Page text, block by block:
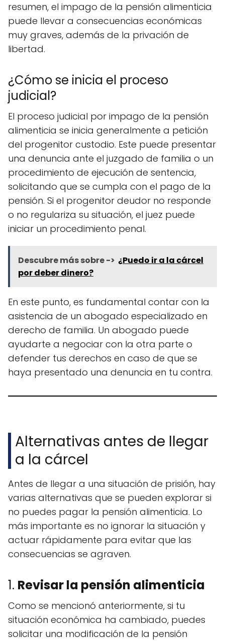
resumen, el impago de la pensión alimenticia
puede llevar a consecuencias económicas
muy graves, además de la privación de
libertad.
¿Cómo se inicia el proceso
judicial?
El proceso judicial por impago de la pensión
alimenticia se inicia generalmente a petición
del progenitor custodio. Este puede presentar
una denuncia ante el juzgado de familia o un
procedimiento de ejecución de sentencia,
solicitando que se cumpla con el pago de la
pensión. Si el progenitor deudor no responde
o no regulariza su situación, el juez puede
iniciar un procedimiento penal.
Descubre más sobre -> ¿Puedo ir a la cárcel
por deber dinero?
En este punto, es fundamental contar con la
asistencia de un abogado especializado en
derecho de familia. Un abogado puede
ayudarte a negociar con la otra parte o
defender tus derechos en caso de que se
haya presentado una denuncia en tu contra.
Alternativas antes de llegar
a la cárcel
Antes de llegar a una situación de prisión, hay
varias alternativas que se pueden explorar si
no puedes pagar la pensión alimenticia. Lo
más importante es no ignorar la situación y
actuar rápidamente para evitar que las
consecuencias se agraven.
1. Revisar la pensión alimenticia
Como se mencionó anteriormente, si tu
situación económica ha cambiado, puedes
solicitar una modificación de la pensión